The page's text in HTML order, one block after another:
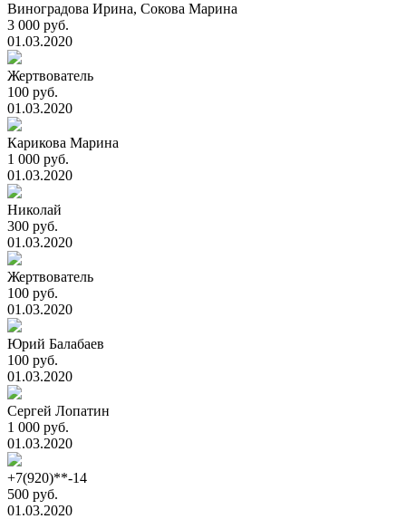
Виноградова Ирина, Сокова Марина
3 000 руб.
01.03.2020
Жертвователь
100 руб.
01.03.2020
Карикова Марина
1 000 руб.
01.03.2020
Николай
300 руб.
01.03.2020
Жертвователь
100 руб.
01.03.2020
Юрий Балабаев
100 руб.
01.03.2020
Сергей Лопатин
1 000 руб.
01.03.2020
+7(920)**-14
500 руб.
01.03.2020